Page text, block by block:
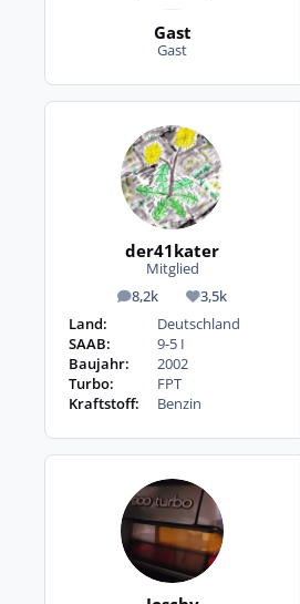
Gast
Gast
der41kater
Mitglied
8,2k
Beiträge 3,5k
Reputation
Land:
Deutschland
SAAB:
9-5 I
Baujahr:
2002
Turbo:
FPT
Kraftstoff:
Benzin